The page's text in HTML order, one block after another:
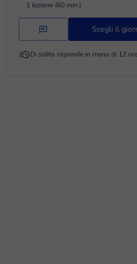
1 lezione (60 min.)
Scegli il
Di solito risponde in meno di 12